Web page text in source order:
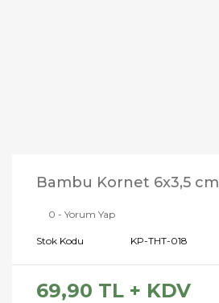
Bambu Kornet 6x3,5 cm
0 - Yorum Yap
Stok Kodu KP-THT-018
69,90 TL + KDV